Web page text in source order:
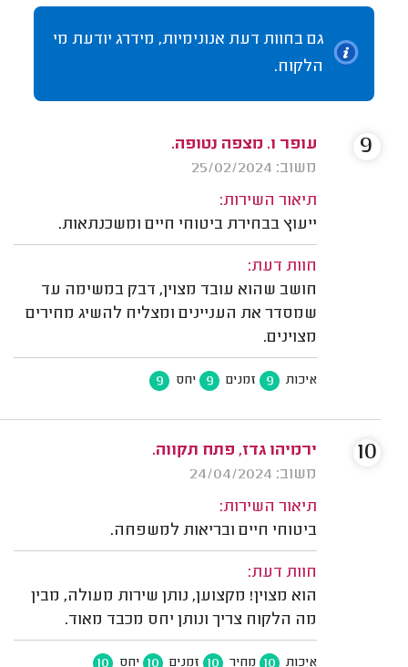
גם בחוות דעת אנונימיות, מידרג יודעת מי
הלקוח.
עופר ו. מצפה נטופה.
משוב: 25/02/2024
תיאור השירות:
ייעוץ בבחירת ביטוחי חיים ומשכנתאות.
חוות דעת:
חושב שהוא עובד מצוין, דבק במשימה עד
שמסדר את העניינים ומצליח להשיג מחירים
מצוינים.
איכות 9 זמנים 9 יחס 9
9
ירמיהו גדז, פתח תקווה.
משוב: 24/04/2024
תיאור השירות:
ביטוחי חיים ובריאות למשפחה.
חוות דעת:
הוא מצוין! מקצוען, נותן שירות מעולה, מבין
מה הלקוח צריך ונותן יחס מכבד מאוד.
איכות 10 מחיר 10 זמנים 10 יחס 10
10